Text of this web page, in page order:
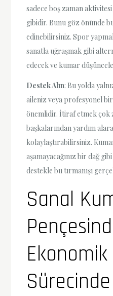
sadece boş zaman
gibidir. Bunu göz önünde
edinebilirsiniz. Spor
sanatla uğraşmak gibi
edecek ve kumar
Destek Alın: Bu yolda
aileniz veya profesyonel
önemlidir. İtiraf etmek çok
başkalarından yardım
kolaylaştırabilirsiniz. Kumar
aşamayacağınız bir dağ
destekle bu tırmanışı
Sanal
Ekonomik